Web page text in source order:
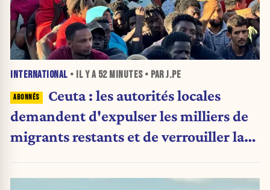
INTERNATIONAL • IL Y A 52 MINUTES• PAR J.PE
Ceuta : les autorités locales
demandent d'expulser les milliers de
migrants restants et de verrouiller la